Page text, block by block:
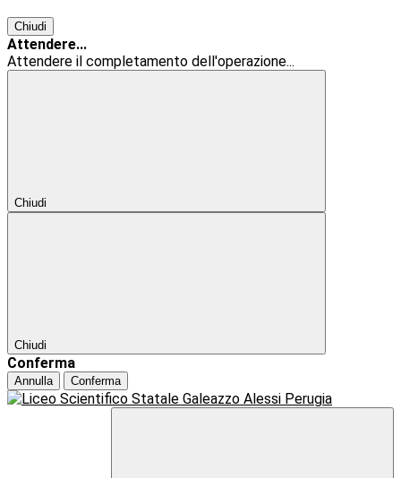
Chiudi
Attendere...
Attendere il completamento dell'operazione...
Chiudi
Chiudi
Conferma
Annulla Conferma